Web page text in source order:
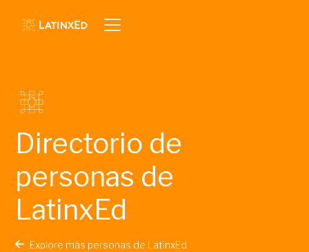
Directorio de
personas de
LatinxEd
Explore más personas de LatinxEd